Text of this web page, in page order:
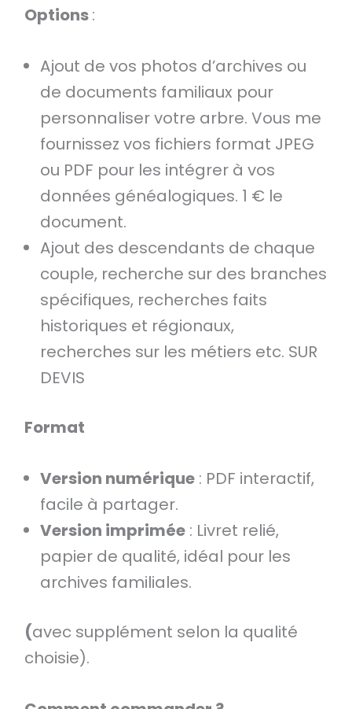
Options:
Ajout de vos photos d’archives ou
de documents familiaux pour
personnaliser votre arbre. Vous me
fournissez vos fichiers format JPEG
ou PDF pour les intégrer à vos
données généalogiques. 1 € le
document.
Ajout des descendants de chaque
couple, recherche sur des branches
spécifiques, recherches faits
historiques et régionaux,
recherches sur les métiers etc. SUR
DEVIS
Format
Version numérique: PDF interactif,
facile à partager.
Version imprimée: Livret relié,
papier de qualité, idéal pour les
archives familiales.
(avec supplément selon la qualité
choisie).